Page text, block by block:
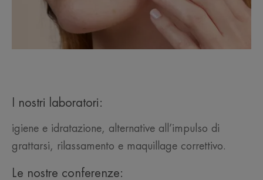
I nostri laboratori:
igiene e idratazione, alternative all’impulso di
grattarsi, rilassamento e maquillage correttivo.
Le nostre conferenze: